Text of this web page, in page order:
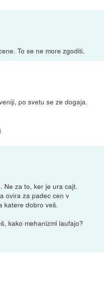
To se ne more zgoditi.
po svetu se ze dogaja.
)
Ne za to, ker je ura cajt.
ovira za padec cen v
katere dobro veš.
kako mehanizmi laufajo?